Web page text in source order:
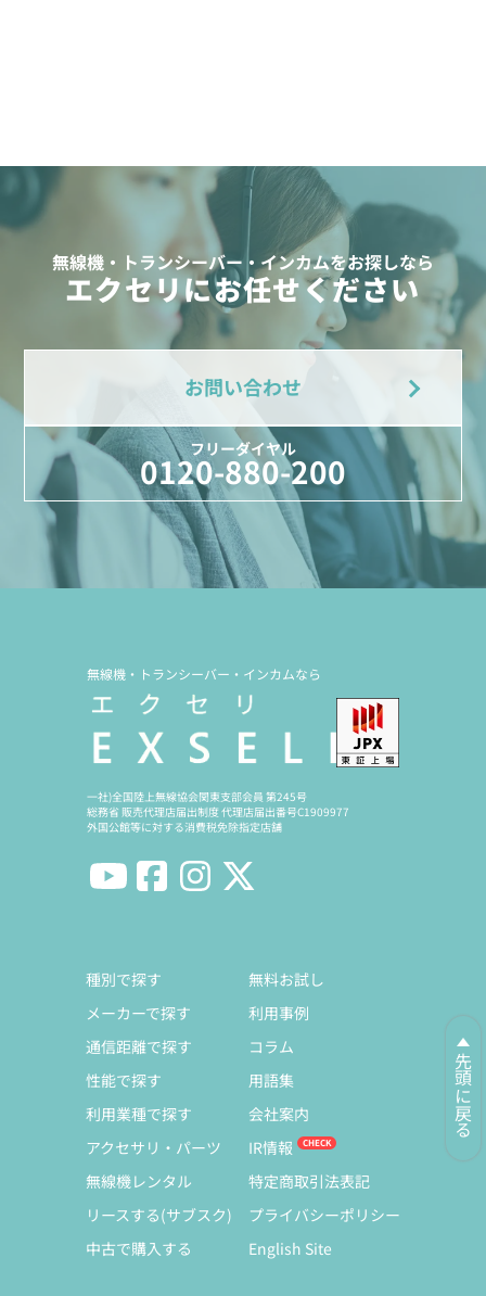
無線機・トランシーバー・インカムをお探しなら
エクセリにお任せください
お問い合わせ
フリーダイヤル
0120-880-200
先頭に戻る
無線機・トランシーバー・インカムなら
一社)全国陸上無線協会関東支部会員 第245号
総務省 販売代理店届出制度 代理店届出番号C1909977
外国公館等に対する消費税免除指定店舗
種別で探す
メーカーで探す
通信距離で探す
性能で探す
利用業種で探す
アクセサリ・パーツ
無線機レンタル
リースする(サブスク)
中古で購入する
無料お試し
利用事例
コラム
用語集
会社案内
IR情報
特定商取引法表記
プライバシーポリシー
English Site